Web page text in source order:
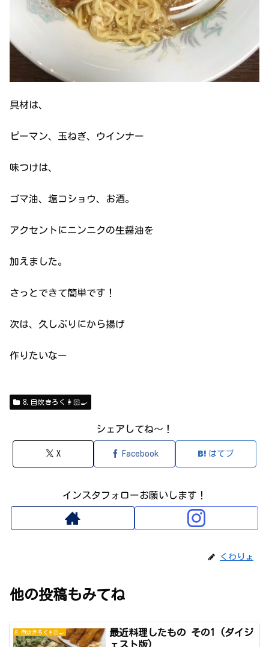
具材は、
ピーマン、玉ねぎ、ウインナー
味つけは、
ゴマ油、塩コショウ、お酒。
アクセントにニンニクの生醤油を
加えました。
さっとできて簡単です！
次は、久しぶりにから揚げ
作りたいなー
8.自炊きろく👩🏻‍🍳
シェアしてね～！
X Facebook はてブ
インスタフォローお願いします！
くわりょ
他の投稿もみてね
8.自炊きろく👩🏻‍🍳
最近料理したもの その1 (ダイジ
ェスト版)